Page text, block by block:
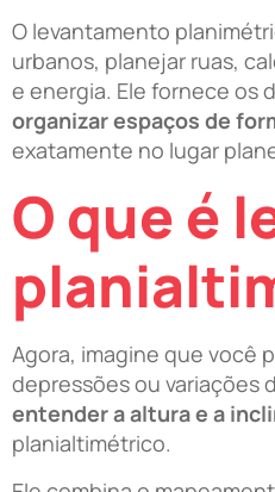
O levantamento
urbanos, planejar ruas,
e energia. Ele fornece os
organizar espaços de
exatamente no lugar
O que é
Agora, imagine que você
depressões ou variações
entender a altura e a
planialtimétrico.